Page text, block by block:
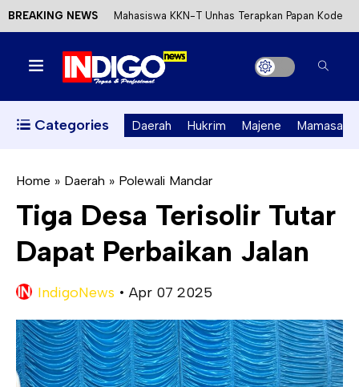
BREAKING NEWS Mahasiswa KKN-T Unhas Terapkan Papan Kode
Etik Wisata di Pantai Lawere Desa Lotang Salo
Satu DPO Pengeroyokan SPBU Tapalang
Ditangkap, Satu Lagi Kabur ke Kalimantan
Perizinan Air Tanah melalui Aplikasi SAPO
Kecewa Kapolresta Absen, APPK Mamuju
Soroti Kejanggalan Kasus Tambang Emas Ilegal
Categories Daerah Hukrim Majene Mamasa
Home » Daerah » Polewali Mandar
Tiga Desa Terisolir Tutar
Dapat Perbaikan Jalan
IndigoNews • Apr 07 2025